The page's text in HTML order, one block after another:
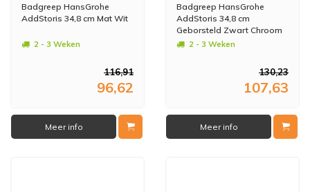
Badgreep HansGrohe
AddStoris 34,8 cm Mat Wit
2 - 3 Weken
116,91
96,62
Meer info
Badgreep HansGrohe
AddStoris 34,8 cm
Geborsteld Zwart Chroom
2 - 3 Weken
130,23
107,63
Meer info